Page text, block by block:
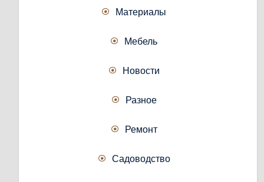
Материалы
Мебель
Новости
Разное
Ремонт
Садоводство